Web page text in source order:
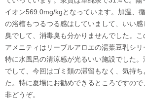
イオン569.0mg/kgとなっています。加温、
の浴槽もつるつる感はしていまして、いい
臭でして、消毒臭も分かりませんでした。こ
アメニティはリーブルアロエの湯葉豆乳シリ
特に水風呂の清涼感が光るいい施設でした
でして、今回はゴミ類の滞留もなく、気持
た。特に夏場にお勧めできるところですの
非どうぞ。